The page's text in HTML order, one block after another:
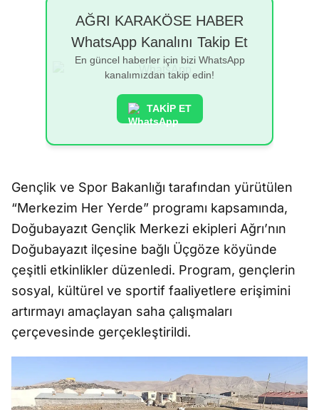
AĞRI KARAKÖSE HABER
WhatsApp Kanalını Takip Et
En güncel haberler için bizi WhatsApp
kanalımızdan takip edin!
TAKİP ET
Gençlik ve Spor Bakanlığı tarafından yürütülen
“Merkezim Her Yerde” programı kapsamında,
Doğubayazıt Gençlik Merkezi ekipleri Ağrı’nın
Doğubayazıt ilçesine bağlı Üçgöze köyünde
çeşitli etkinlikler düzenledi. Program, gençlerin
sosyal, kültürel ve sportif faaliyetlere erişimini
artırmayı amaçlayan saha çalışmaları
çerçevesinde gerçekleştirildi.